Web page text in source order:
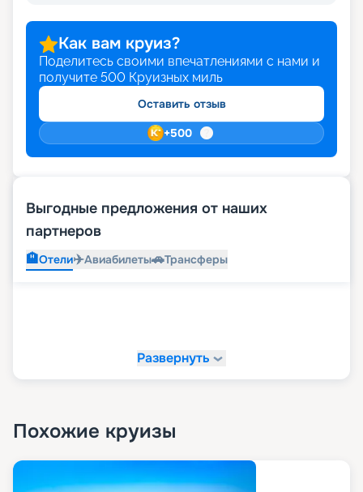
Как вам круиз?
Поделитесь своими впечатлениями с нами и
получите 500 Круизных миль
Оставить отзыв
+500
Выгодные предложения от наших
партнеров
🏨Отели✈️Авиабилеты🚗Трансферы
Развернуть
Похожие круизы